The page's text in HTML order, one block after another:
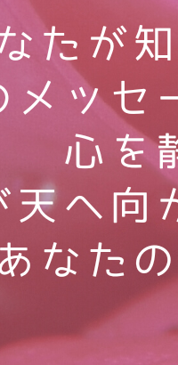
インスタグラム投稿
: ltrim() expects
/home/xs524725/reiki-
includes/formatting.php
インスタグラム
2022.10.16